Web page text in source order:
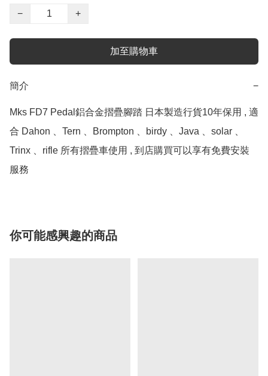
−
+
加至購物車
簡介 −
Mks FD7 Pedal鋁合金摺疊腳踏 日本製造行貨10年保用 , 適
合 Dahon 、Tern 、Brompton 、birdy 、Java 、solar 、
Trinx 、rifle 所有摺疊車使用 , 到店購買可以享有免費安裝
服務
你可能感興趣的商品